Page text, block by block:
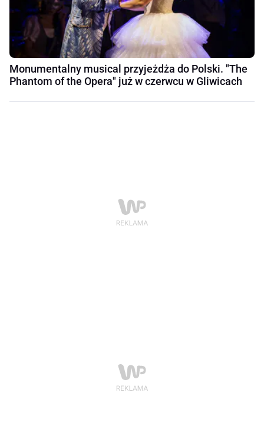
Monumentalny musical przyjeżdża do Polski. "The
Phantom of the Opera" już w czerwcu w Gliwicach